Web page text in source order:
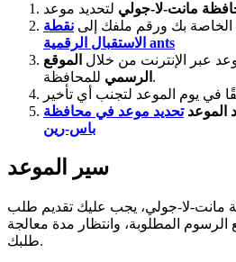
مانت-لا-جولي
الخاصة بك ورقم ملفك إلى نقطة
الاستقبال الرقمية ants
عبر الإنترنت من خلال الموقع
الرسمي للمحافظة.
الموعدتحديد موعد في محافظة
باس-رين
سير الموعد
لا-جولي، يجب عليك تقديم طلب
الرسوم المطلوبة، وانتظار مدة معالجة
طلبك.